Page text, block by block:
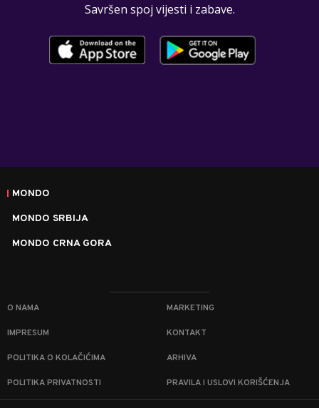
Savršen spoj vijesti i zabave.
MONDO
MONDO SRBIJA
MONDO CRNA GORA
O NAMA MARKETING
IMPRESUM KONTAKT
POLITIKA O KOLAČIĆIMA ARHIVA
POLITIKA PRIVATNOSTI PRAVILA I USLOVI KORIŠĆENJA